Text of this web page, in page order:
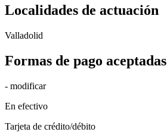
Localidades de actuación
Valladolid
Formas de pago aceptadas
- modificar
En efectivo
Tarjeta de crédito/débito